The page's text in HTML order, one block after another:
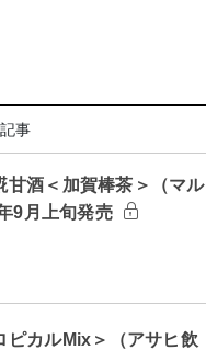
事
酒＜加賀棒茶＞（マル
9月上旬発売
ピカルMix＞（アサヒ飲